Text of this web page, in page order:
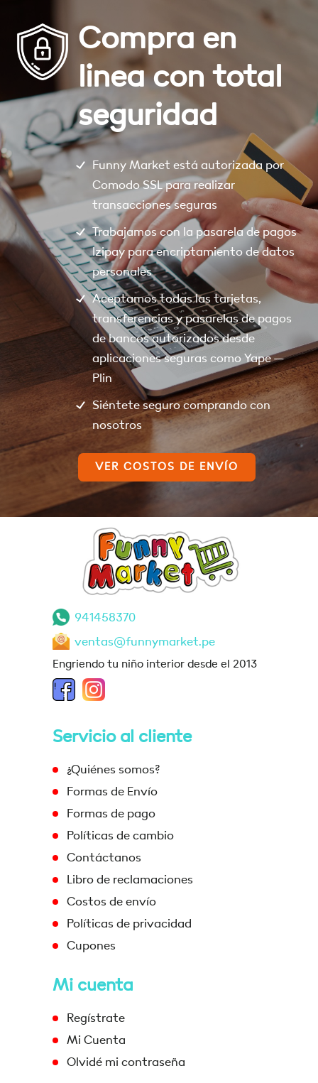
Compra en
linea con total
seguridad
Funny Market está autorizada por
Comodo SSL para realizar
transacciones seguras
Trabajamos con la pasarela de pagos
Izipay para encriptamiento de datos
personales
Aceptamos todas las tarjetas,
transferencias y pasarelas de pagos
de bancos autorizados desde
aplicaciones seguras como Yape –
Plin
Siéntete seguro comprando con
nosotros
VER COSTOS DE ENVÍO
941458370
ventas@funnymarket.pe
Engriendo tu niño interior desde el 2013
Servicio al cliente
¿Quiénes somos?
Formas de Envío
Formas de pago
Políticas de cambio
Contáctanos
Libro de reclamaciones
Costos de envío
Políticas de privacidad
Cupones
Mi cuenta
Regístrate
Mi Cuenta
Olvidé mi contraseña